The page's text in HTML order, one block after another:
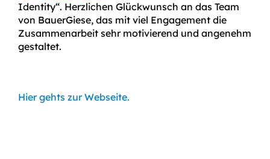
Identity“. Herzlichen Glückwunsch an das Team
von BauerGiese, das mit viel Engagement die
Zusammenarbeit sehr motivierend und angenehm
gestaltet.
Hier gehts zur Webseite.